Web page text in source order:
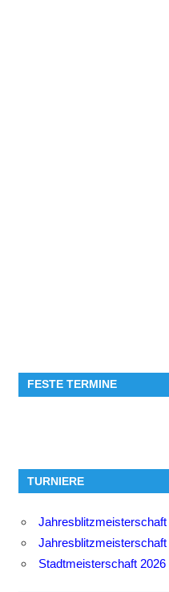
FESTE TERMINE
TURNIERE
Jahresblitzmeisterschaft
Jahresblitzmeisterschaft
Stadtmeisterschaft 2026